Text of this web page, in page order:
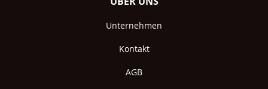
Unternehmen
Kontakt
AGB